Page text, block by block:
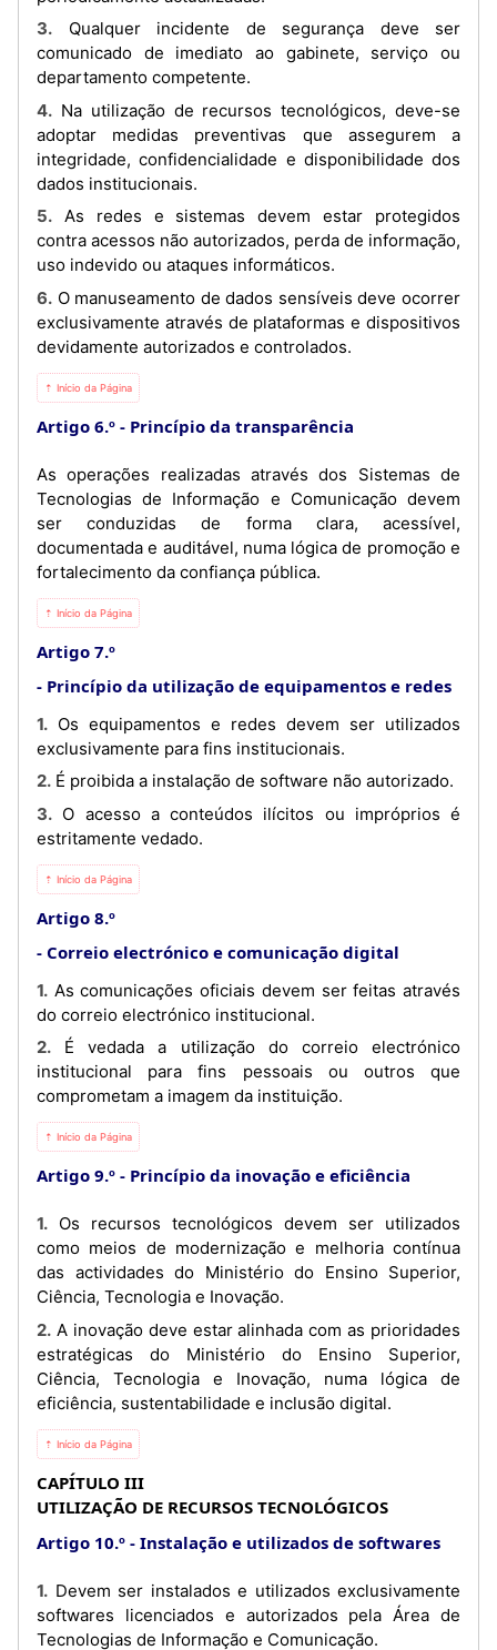
3. Qualquer incidente de segurança deve ser
comunicado de imediato ao gabinete, serviço ou
departamento competente.
4. Na utilização de recursos tecnológicos, deve-se
adoptar medidas preventivas que assegurem a
integridade, confidencialidade e disponibilidade dos
dados institucionais.
5. As redes e sistemas devem estar protegidos
contra acessos não autorizados, perda de informação,
uso indevido ou ataques informáticos.
6. O manuseamento de dados sensíveis deve ocorrer
exclusivamente através de plataformas e dispositivos
devidamente autorizados e controlados.
⇡ Início da Página
Artigo 6.º Princípio da transparência
As operações realizadas através dos Sistemas de
Tecnologias de Informação e Comunicação devem
ser conduzidas de forma clara, acessível,
documentada e auditável, numa lógica de promoção e
fortalecimento da confiança pública.
⇡ Início da Página
Artigo 7.º
Princípio da utilização de equipamentos e redes
1. Os equipamentos e redes devem ser utilizados
exclusivamente para fins institucionais.
2. É proibida a instalação de software não autorizado.
3. O acesso a conteúdos ilícitos ou impróprios é
estritamente vedado.
⇡ Início da Página
Artigo 8.º
Correio electrónico e comunicação digital
1. As comunicações oficiais devem ser feitas através
do correio electrónico institucional.
2. É vedada a utilização do correio electrónico
institucional para fins pessoais ou outros que
comprometam a imagem da instituição.
⇡ Início da Página
Artigo 9.º Princípio da inovação e eficiência
1. Os recursos tecnológicos devem ser utilizados
como meios de modernização e melhoria contínua
das actividades do Ministério do Ensino Superior,
Ciência, Tecnologia e Inovação.
2. A inovação deve estar alinhada com as prioridades
estratégicas do Ministério do Ensino Superior,
Ciência, Tecnologia e Inovação, numa lógica de
eficiência, sustentabilidade e inclusão digital.
⇡ Início da Página
CAPÍTULO III
UTILIZAÇÃO DE RECURSOS TECNOLÓGICOS
Artigo 10.º
Instalação e utilizados de softwares
1. Devem ser instalados e utilizados exclusivamente
softwares licenciados e autorizados pela Área de
Tecnologias de Informação e Comunicação.